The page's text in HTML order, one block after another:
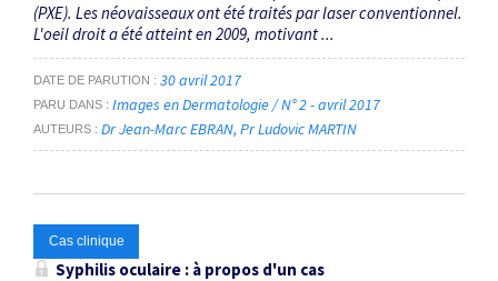
(PXE). Les néovaisseaux ont été traités par laser conventionnel.
L'oeil droit a été atteint en 2009, motivant ...
DATE DE PARUTION 30 avril 2017
PARU DANS Images en Dermatologie / N° 2 - avril 2017
AUTEURS Dr Jean-Marc EBRAN Pr Ludovic MARTIN
Cas clinique
Syphilis oculaire : à propos d'un cas